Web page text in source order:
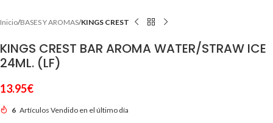
Inicio BASES Y AROMAS KINGS CREST
KINGS CREST BAR AROMA WATER/STRAW ICE
24ML. (LF)
13.95€
6 Artículos Vendido en el último día